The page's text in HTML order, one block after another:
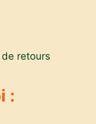
retours
: